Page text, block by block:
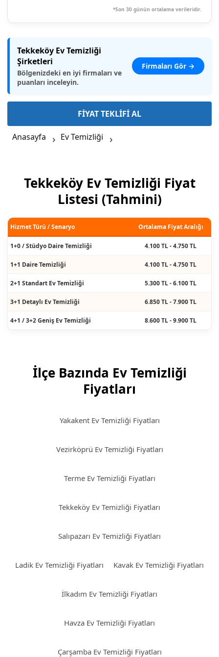
*Son 30 günün ortalama verileridir.
Tekkeköy Ev Temizliği
Şirketleri
Bölgenizdeki en iyi firmaları ve
puanları inceleyin.
Firmaları Gör →
FİYAT TEKLİFİ AL
Anasayfa Ev Temizliği
Tekkeköy Ev Temizliği Fiyat
Listesi (Tahmini)
Hizmet Türü / Senaryo Ortalama Fiyat Aralığı
1+0 / Stüdyo Daire Temizliği 4.100 TL - 4.750 TL
1+1 Daire Temizliği 4.100 TL - 4.750 TL
2+1 Standart Ev Temizliği 5.300 TL - 6.100 TL
3+1 Detaylı Ev Temizliği 6.850 TL - 7.900 TL
4+1 / 3+2 Geniş Ev Temizliği 8.600 TL - 9.900 TL
İlçe Bazında Ev Temizliği
Fiyatları
Yakakent Ev Temizliği Fiyatları
Vezirköprü Ev Temizliği Fiyatları
Terme Ev Temizliği Fiyatları
Tekkeköy Ev Temizliği Fiyatları
Salıpazarı Ev Temizliği Fiyatları
Ladik Ev Temizliği Fiyatları Kavak Ev Temizliği Fiyatları
İlkadım Ev Temizliği Fiyatları
Havza Ev Temizliği Fiyatları
Çarşamba Ev Temizliği Fiyatları